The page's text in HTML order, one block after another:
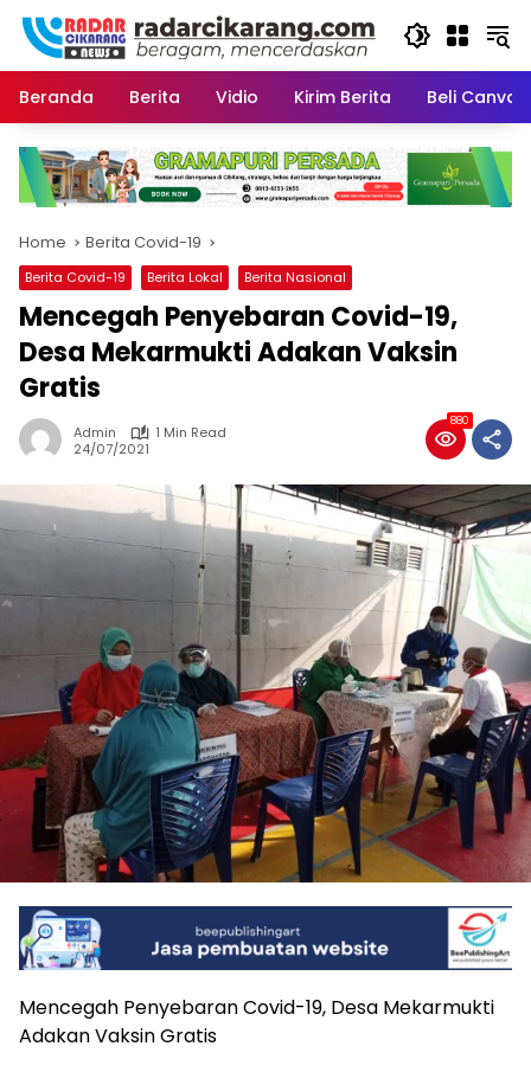
Skip
content
Beranda
Berita Vidio Kirim Berita Beli
Home Berita Covid-19
Berita Covid-19 Berita Lokal Berita Nasional
Mencegah Penyebaran Covid-19,
Desa Mekarmukti Adakan Vaksin
Gratis
Admin
1 Min Read
24/07/2021
880
Mencegah Penyebaran Covid-19, Desa Mekarmukti
Adakan Vaksin Gratis